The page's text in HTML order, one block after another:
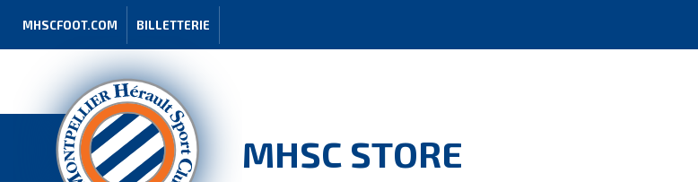
MHSCFOOT.COM BILLETTERIE
MHSC STORE